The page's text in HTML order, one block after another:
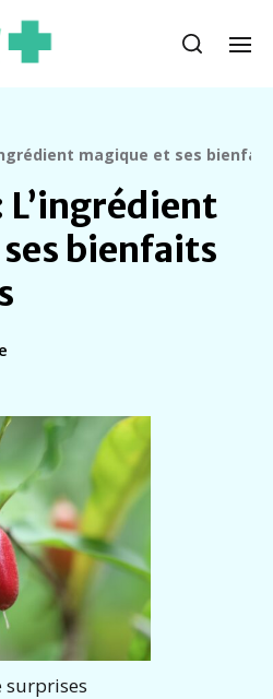
magique et ses
bienfaits
surprises